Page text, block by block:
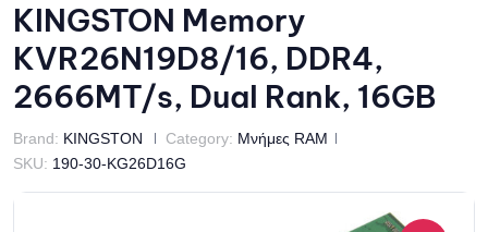
KINGSTON Memory
KVR26N19D8/16, DDR4,
2666MT/s, Dual Rank, 16GB
Brand: KINGSTON Category: Μνήμες RAM
SKU: 190-30-KG26D16G